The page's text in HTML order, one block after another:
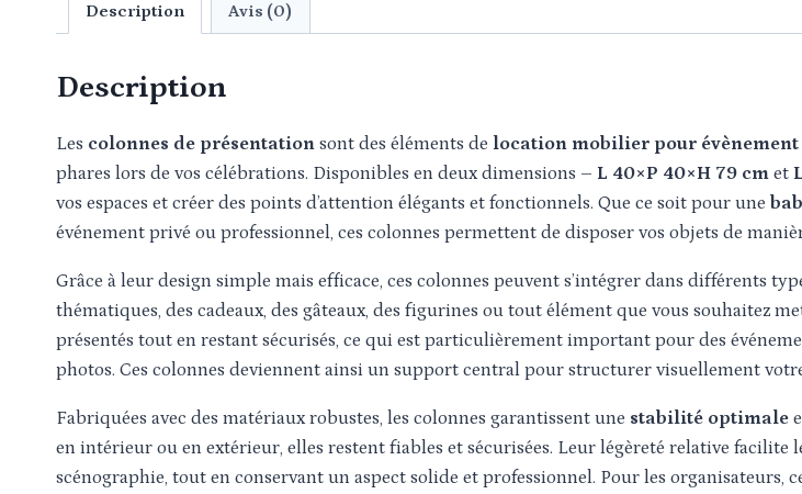
Description Avis (0)
Description
Les colonnes de présentation sont des éléments de location mobilier pour évènement
phares lors de vos célébrations. Disponibles en deux dimensions – L 40×P 40×H 79 cm et
vos espaces et créer des points d’attention élégants et fonctionnels. Que ce soit pour une
événement privé ou professionnel, ces colonnes permettent de disposer vos objets de
Grâce à leur design simple mais efficace, ces colonnes peuvent s’intégrer dans différents
thématiques, des cadeaux, des gâteaux, des figurines ou tout élément que vous souhaitez
présentés tout en restant sécurisés, ce qui est particulièrement important pour des
photos. Ces colonnes deviennent ainsi un support central pour structurer visuellement
Fabriquées avec des matériaux robustes, les colonnes garantissent une stabilité optimale
en intérieur ou en extérieur, elles restent fiables et sécurisées. Leur légèreté relative
scénographie, tout en conservant un aspect solide et professionnel. Pour les organisateurs,